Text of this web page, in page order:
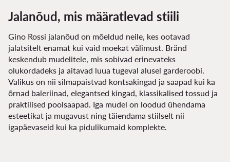
Jalanõud, mis määratlevad stiili
Gino Rossi jalanõud on mõeldud neile, kes ootavad
jalatsitelt enamat kui vaid moekat välimust. Bränd
keskendub mudelitele, mis sobivad erinevateks
olukordadeks ja aitavad luua tugeval alusel garderoobi.
Valikus on nii silmapaistvad kontsakingad ja saapad kui ka
õrnad baleriinad, elegantsed kingad, klassikalised tossud ja
praktilised poolsaapad. Iga mudel on loodud ühendama
esteetikat ja mugavust ning täiendama stiilselt nii
igapäevaseid kui ka pidulikumaid komplekte.